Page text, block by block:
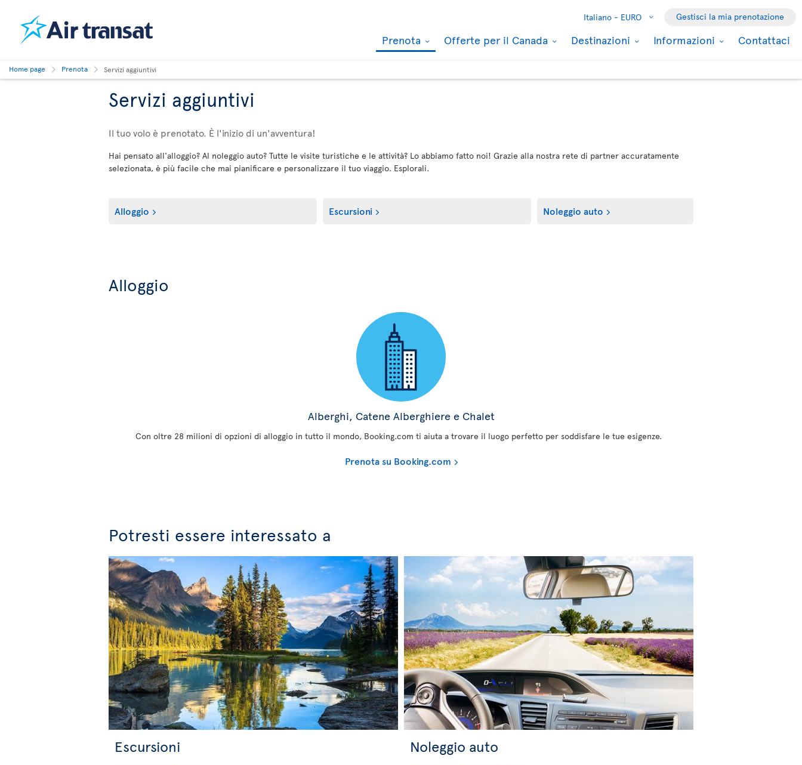
Italiano - EURO Gestisci la mia prenotazione
Prenota Offerte per il Canada Destinazioni Informazioni Contattaci
Home page Prenota Servizi aggiuntivi
Servizi aggiuntivi
Il tuo volo è prenotato. È l'inizio di un'avventura!
Hai pensato all'alloggio? Al noleggio auto? Tutte le visite turistiche e le attività? Lo abbiamo fatto noi! Grazie alla nostra rete di partner accuratamente
selezionata, è più facile che mai pianificare e personalizzare il tuo viaggio. Esplorali.
Alloggio Escursioni Noleggio auto
Alloggio
Alberghi, Catene Alberghiere e Chalet
Con oltre 28 milioni di opzioni di alloggio in tutto il mondo, Booking.com ti aiuta a trovare il luogo perfetto per soddisfare le tue esigenze.
Prenota su Booking.com
Potresti essere interessato a
Escursioni Noleggio auto